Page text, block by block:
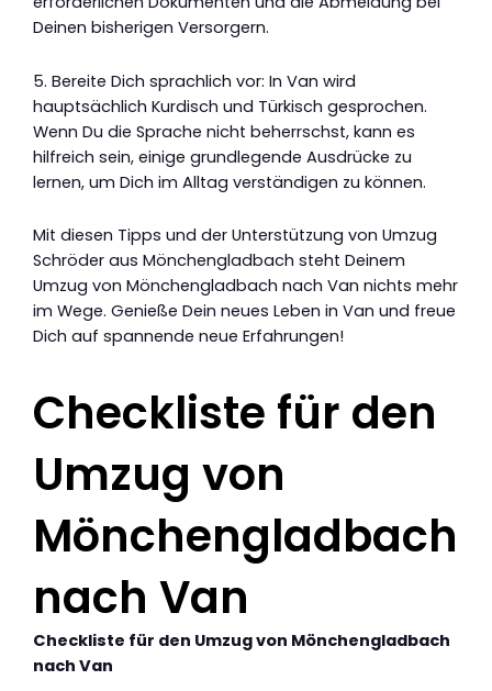
Deinen bisherigen Versorgern.
5. Bereite Dich sprachlich vor: In Van wird
hauptsächlich Kurdisch und Türkisch gesprochen.
Wenn Du die Sprache nicht beherrschst, kann es
hilfreich sein, einige grundlegende Ausdrücke zu
lernen, um Dich im Alltag verständigen zu können.
Mit diesen Tipps und der Unterstützung von Umzug
Schröder aus Mönchengladbach steht Deinem
Umzug von Mönchengladbach nach Van nichts mehr
im Wege. Genieße Dein neues Leben in Van und freue
Dich auf spannende neue Erfahrungen!
Checkliste für den
Umzug von
Mönchengladbach
nach Van
Checkliste für den Umzug von Mönchengladbach
nach Van